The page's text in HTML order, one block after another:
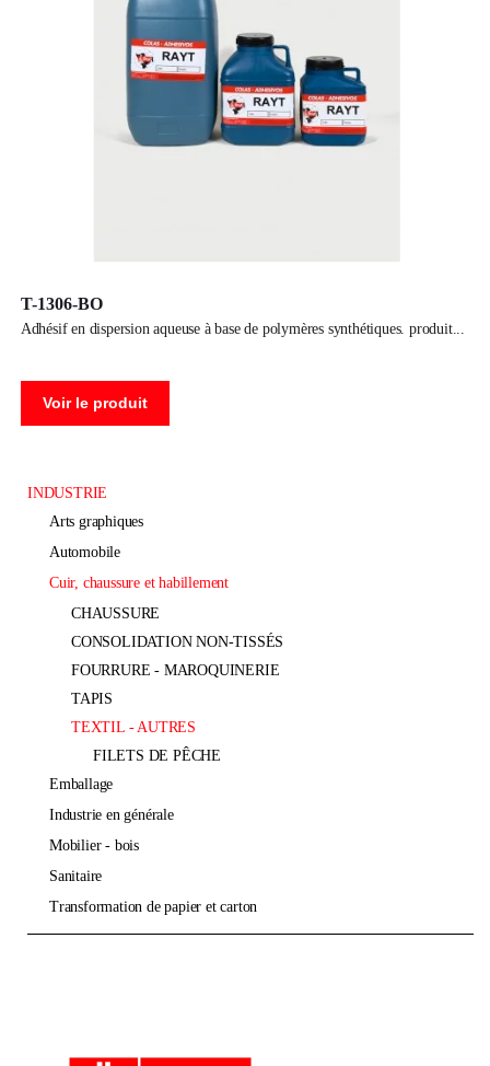
T-1306-BO
adhésif en dispersion aqueuse à base de polymères synthétiques. produit
Voir le produit
INDUSTRIE
arts graphiques
automobile
cuir, chaussure et habillement
CHAUSSURE
CONSOLIDATION NON-TISSÉS
FOURRURE - MAROQUINERIE
TAPIS
TEXTIL - AUTRES
FILETS DE PÊCHE
emballage
industrie en générale
mobilier - bois
sanitaire
transformation de papier et carton